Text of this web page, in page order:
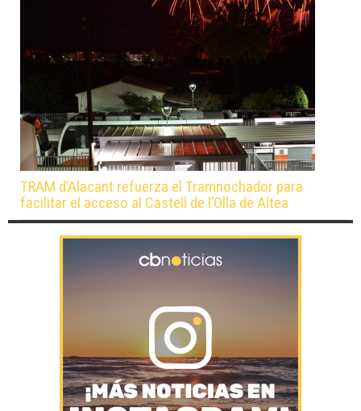
TRAM d’Alacant refuerza el Tramnochador para
facilitar el acceso al Castell de l’Olla de Altea